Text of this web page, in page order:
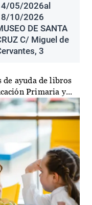
05/2026al
10/2026
DE SANTA
C/ Miguel de
3
de ayuda de libros
Primaria y...